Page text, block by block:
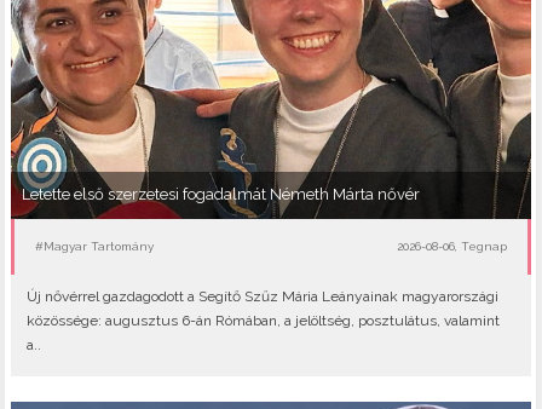
Letette első szerzetesi fogadalmát Németh Márta nővér
#Magyar Tartomány 2026-08-06, Tegnap
Új nővérrel gazdagodott a Segítő Szűz Mária Leányainak magyarországi
közössége: augusztus 6-án Rómában, a jelöltség, posztulátus, valamint
a..